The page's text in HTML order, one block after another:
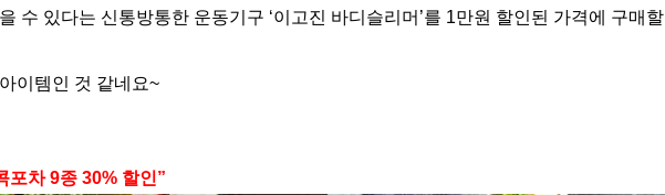
수 있다는 신통방통한 운동기구 ‘이고진 바디슬리머’를 1만원 할인된 가격에 구매할
이템인 것 같네요~
포차 9종 30% 할인”